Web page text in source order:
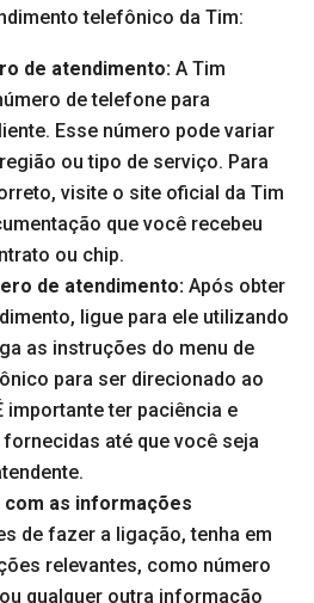
telefônico da Tim:
de atendimento: A Tim
de telefone para
Esse número pode variar
ou tipo de serviço. Para
visite o site oficial da Tim
que você recebeu
ou chip.
de atendimento: Após obter
ligue para ele utilizando
as instruções do menu de
para ser direcionado ao
importante ter paciência e
até que você seja
com as informações
de fazer a ligação, tenha em
relevantes, como número
qualquer outra informação